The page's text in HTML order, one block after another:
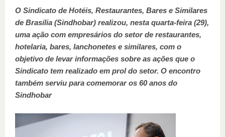
O Sindicato de Hotéis, Restaurantes, Bares e Similares
de Brasília (Sindhobar) realizou, nesta quarta-feira (29),
uma ação com empresários do setor de restaurantes,
hotelaria, bares, lanchonetes e similares, com o
objetivo de levar informações sobre as ações que o
Sindicato tem realizado em prol do setor. O encontro
também serviu para comemorar os 60 anos do
Sindhobar